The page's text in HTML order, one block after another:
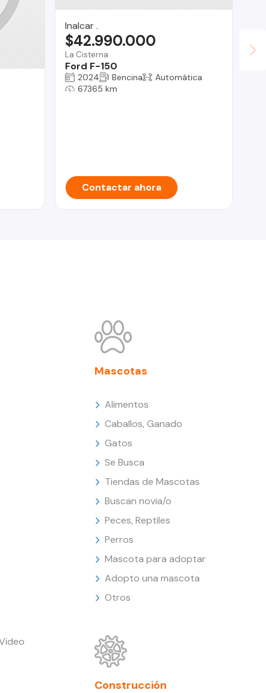
Inalcar .
La Cisterna
Ford F-150
$42.990.000
2024 Bencina
Automática
67365 km
Contactar ahora
Mascotas
Alimentos
Caballos, Ganado
Gatos
Se Busca
Tiendas de Mascotas
Buscan novia/o
Peces, Reptiles
Perros
Mascota para adoptar
Adopto una mascota
Otros
Construcción